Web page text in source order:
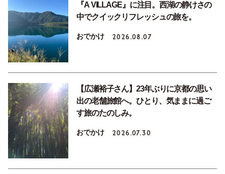
『A VILLAGE』に注目。西湖の静けさの
中でクイックリフレッシュの旅を。
おでかけ 2026.08.07
【広瀬裕子さん】23年ぶりに京都の思い
出の老舗旅館へ。ひとり、気ままに過ご
す旅のたのしみ。
おでかけ 2026.07.30